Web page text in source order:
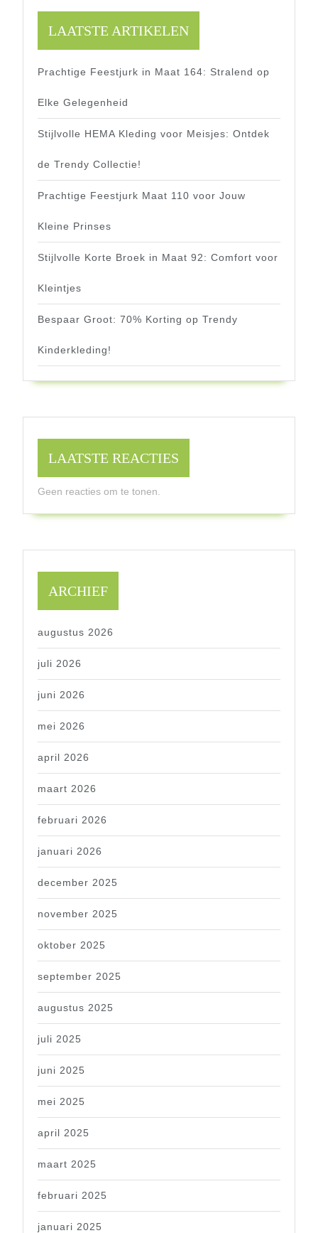
LAATSTE ARTIKELEN
Prachtige Feestjurk in Maat 164: Stralend op
Elke Gelegenheid
Stijlvolle HEMA Kleding voor Meisjes: Ontdek
de Trendy Collectie!
Prachtige Feestjurk Maat 110 voor Jouw
Kleine Prinses
Stijlvolle Korte Broek in Maat 92: Comfort voor
Kleintjes
Bespaar Groot: 70% Korting op Trendy
Kinderkleding!
LAATSTE REACTIES
Geen reacties om te tonen.
ARCHIEF
augustus 2026
juli 2026
juni 2026
mei 2026
april 2026
maart 2026
februari 2026
januari 2026
december 2025
november 2025
oktober 2025
september 2025
augustus 2025
juli 2025
juni 2025
mei 2025
april 2025
maart 2025
februari 2025
januari 2025